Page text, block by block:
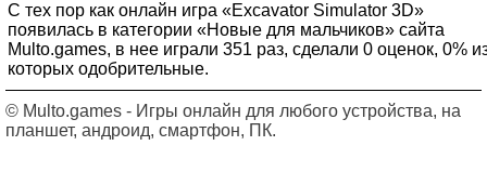
С тех пор как онлайн игра «Excavator Simulator 3D»
появилась в категории «Новые для мальчиков» сайта
Multo.games, в нее играли 351 раз, сделали 0 оценок, 0%
которых одобрительные.
© Multo.games - Игры онлайн для любого устройства, на
планшет, андроид, смартфон, ПК.